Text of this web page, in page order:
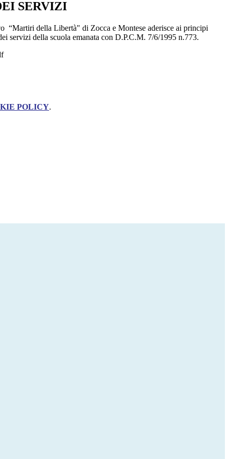
SERVIZI
“Martiri della Libertà" di Zocca e Montese aderi­sce ai principi
servizi della scuola emanata con D.P.C.M. 7/6/1995 n.773.
POLICY.